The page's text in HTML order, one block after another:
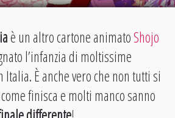
è un altro cartone animatoShojo
l’infanzia di moltissime
Italia. È anche vero che non tutti si
finisca e molti manco sanno